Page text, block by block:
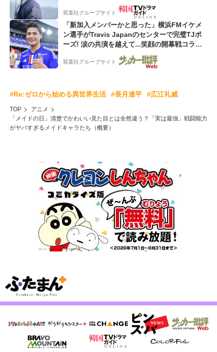
双葉社グループサイト
「新加入メンバーかと思った」横浜FMイケメ
ン選手がTravis Japanのセンターで完璧TJポ
ーズ! 涙の共演を越えて...笑顔の開幕戦コラボ
双葉社グループサイト
#Re:ゼロから始める異世界生活 #長月達平 #広江礼威
TOP
アニメ
「メイドの日」清楚でかわいい見た目とは全然違う？「実は最強」戦闘能力
がヤバすぎるメイドキャラたち（概要）